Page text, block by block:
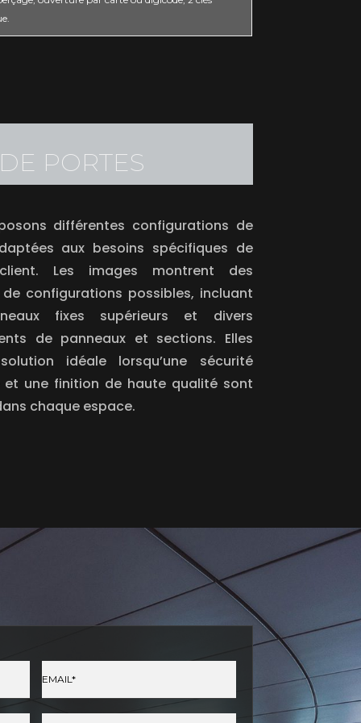
PORTES
différentes configurations de
aux besoins spécifiques de
Les images montrent des
de configurations possibles, incluant
fixes supérieurs et divers
de panneaux et sections. Elles
idéale lorsqu’une sécurité
et une finition de haute qualité sont
chaque espace.